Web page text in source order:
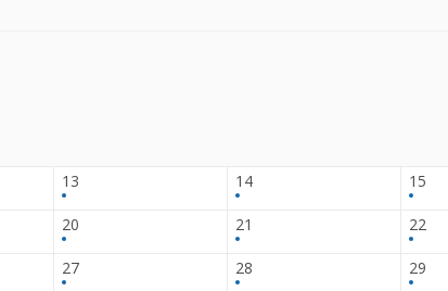
13 14 15
20 21 22
27 28 29